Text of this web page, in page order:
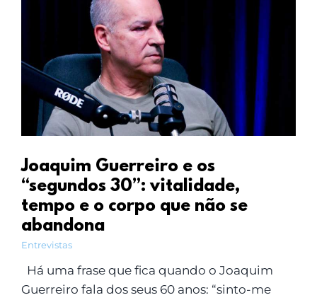
Joaquim Guerreiro e os
“segundos 30”: vitalidade,
tempo e o corpo que não se
abandona
Entrevistas
Há uma frase que fica quando o Joaquim
Guerreiro fala dos seus 60 anos: “sinto-me